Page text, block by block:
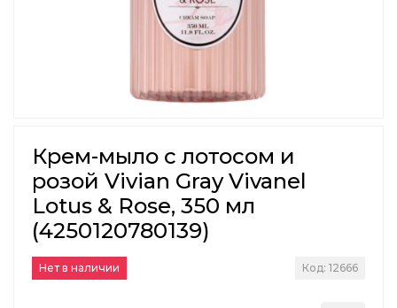
Крем-мыло с лотосом и
розой Vivian Gray Vivanel
Lotus & Rose, 350 мл
(4250120780139)
Нет в наличии Код: 12666